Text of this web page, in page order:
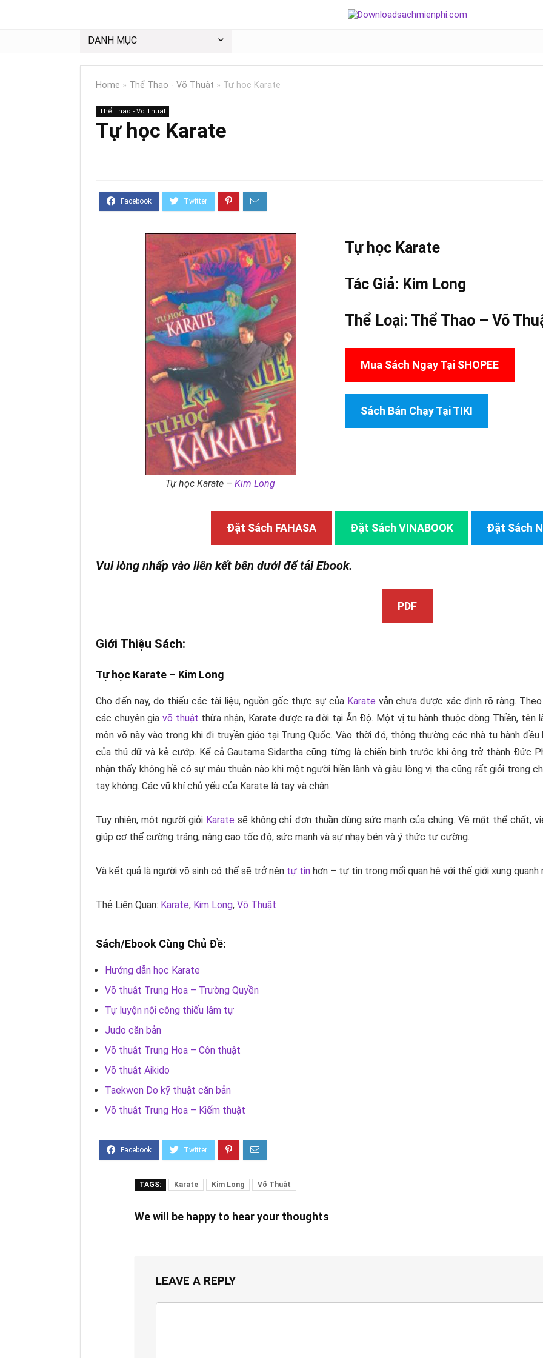
DANH MỤC
Home » Thể Thao - Võ Thuật » Tự học Karate
Thể Thao - Võ Thuật
Tự học Karate
Tự học Karate –Kim Long
Tự học Karate
Tác Giả: Kim Long
Thể Loại: Thể Thao – Võ
Mua Sách Ngay Tại SHOPEE
Sách Bán Chạy Tại TIKI
Đặt Sách FAHASA Đặt Sách VINABOOK Đặt Sách
Vui lòng nhấp vào liên kết bên dưới để tải Ebook.
PDF
Giới Thiệu Sách:
Tự học Karate – Kim Long
Cho đến nay, do thiếu các tài liệu, nguồn gốc thực sự của Karate vẫn chưa được xác định rõ ràng.
các chuyên gia võ thuật thừa nhận, Karate được ra đời tại Ấn Độ. Một vị tu hành thuộc dòng Thiền, tên
môn võ này vào trong khi đi truyền giáo tại Trung Quốc. Vào thời đó, thông thường các nhà tu hành
của thú dữ và kẻ cướp. Kể cả Gautama Sidartha cũng từng là chiến binh trước khi ông trở thành Đức
nhận thấy không hề có sự mâu thuẫn nào khi một người hiền lành và giàu lòng vị tha cũng rất giỏi trong
tay không. Các vũ khí chủ yếu của Karate là tay và chân.
Tuy nhiên, một người giỏi Karate sẽ không chỉ đơn thuần dùng sức mạnh của chúng. Về mặt thể chất,
giúp cơ thể cường tráng, nâng cao tốc độ, sức mạnh và sự nhạy bén và ý thức tự cường.
Và kết quả là người võ sinh có thể sẽ trở nên tự tin hơn – tự tin trong mối quan hệ với thế giới xung quanh
Thẻ Liên Quan: Karate, Kim Long, Võ Thuật
Sách/Ebook Cùng Chủ Đề:
Hướng dẫn học Karate
Võ thuật Trung Hoa – Trường Quyền
Tự luyện nội công thiếu lâm tự
Judo căn bản
Võ thuật Trung Hoa – Côn thuật
Võ thuật Aikido
Taekwon Do kỹ thuật căn bản
Võ thuật Trung Hoa – Kiếm thuật
TAGS: Karate Kim Long Võ Thuật
We will be happy to hear your thoughts
LEAVE A REPLY